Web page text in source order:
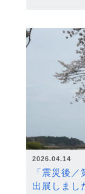
2026.04.14
「震災後
出展しまし